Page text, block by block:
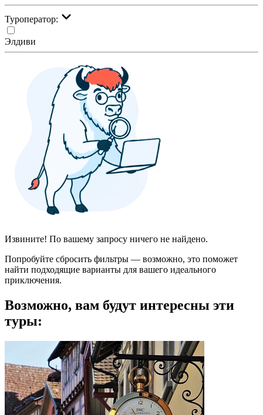
Туроператор:
Элдиви
Извините! По вашему запросу ничего не найдено.
Попробуйте сбросить фильтры — возможно, это поможет
найти подходящие варианты для вашего идеального
приключения.
Возможно, вам будут интересны эти
туры: